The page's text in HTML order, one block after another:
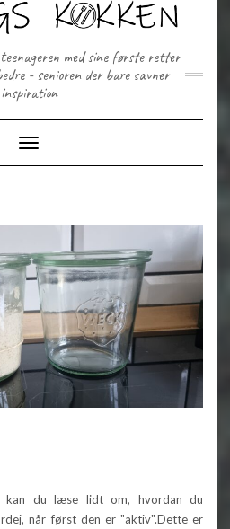
med sine første retter
- senioren der bare savner
inspiration
Toggle Navigation
du læse lidt om, hvordan du
når først den er "aktiv".Dette er